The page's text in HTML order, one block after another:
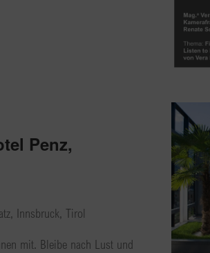
Penz,
Innsbruck, Tirol
mit. Bleibe nach Lust und